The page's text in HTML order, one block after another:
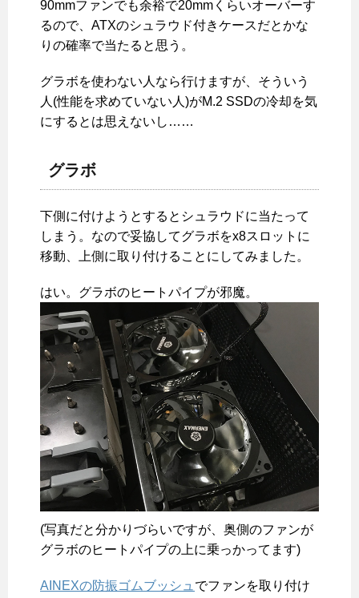
90mmファンでも余裕で20mmくらいオーバーす
るので、ATXのシュラウド付きケースだとかな
りの確率で当たると思う。
グラボを使わない人なら行けますが、そういう
人(性能を求めていない人)がM.2 SSDの冷却を気
にするとは思えないし……
グラボ
下側に付けようとするとシュラウドに当たって
しまう。なので妥協してグラボをx8スロットに
移動、上側に取り付けることにしてみました。
はい。グラボのヒートパイプが邪魔。
(写真だと分かりづらいですが、奥側のファンが
グラボのヒートパイプの上に乗っかってます)
AINEXの防振ゴムブッシュ でファンを取り付け